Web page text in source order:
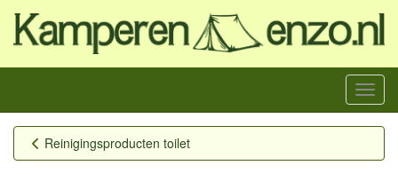
Menu
Reinigingsproducten toilet